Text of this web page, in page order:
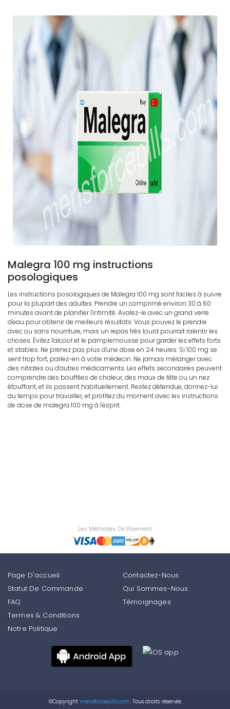
Malegra 100 mg instructions
posologiques
Les instructions posologiques de Malegra 100 mg sont faciles à suivre
pour la plupart des adultes. Prendre un comprimé environ 30 à 60
minutes avant de planifier l'intimité. Avalez-le avec un grand verre
d'eau pour obtenir de meilleurs résultats. Vous pouvez le prendre
avec ou sans nourriture, mais un repas très lourd pourrait ralentir les
choses. Évitez l'alcool et le pamplemousse pour garder les effets forts
et stables. Ne prenez pas plus d'une dose en 24 heures. Si 100 mg se
sent trop fort, parlez-en à votre médecin. Ne jamais mélanger avec
des nitrates ou d'autres médicaments. Les effets secondaires peuvent
comprendre des bouffées de chaleur, des maux de tête ou un nez
étouffant, et ils passent habituellement. Restez détendue, donnez-lui
du temps pour travailler, et profitez du moment avec les instructions
de dose de malegra 100 mg à l'esprit.
Les Méthodes De Paiement
Page D'accueil
Statut De Commande
FAQ
Contactez-Nous
Qui Sommes-Nous
Témoignages
Termes & Conditions
Notre Politique
©Copyright mensforcepills.com. Tous droits réservés